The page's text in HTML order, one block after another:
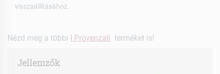
visszaállításához.
Nézd meg a többi I Provenzali terméket is!
Jellemzők